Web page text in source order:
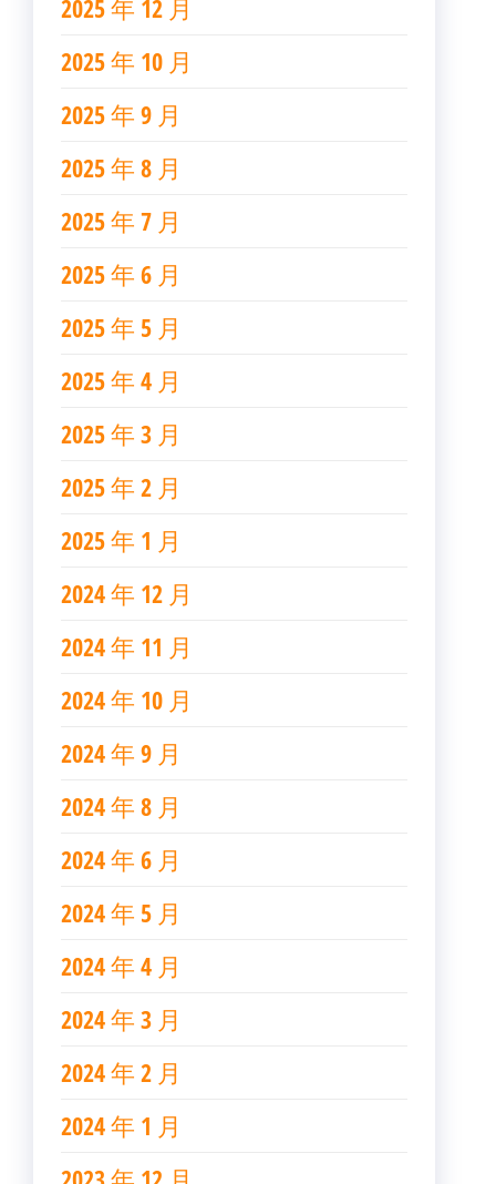
2025 年 12 月
2025 年 10 月
2025 年 9 月
2025 年 8 月
2025 年 7 月
2025 年 6 月
2025 年 5 月
2025 年 4 月
2025 年 3 月
2025 年 2 月
2025 年 1 月
2024 年 12 月
2024 年 11 月
2024 年 10 月
2024 年 9 月
2024 年 8 月
2024 年 6 月
2024 年 5 月
2024 年 4 月
2024 年 3 月
2024 年 2 月
2024 年 1 月